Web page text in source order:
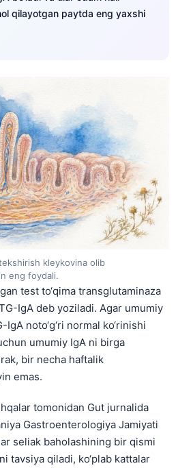
qilayotgan paytda eng yaxshi
kleykovina olib
eng foydali.
test to‘qima transglutaminaza
IgA deb yoziladi. Agar umumiy
IgA noto‘g‘ri normal ko‘rinishi
umumiy IgA ni birga
bir necha haftalik
emas.
tomonidan Gut jurnalida
Gastroenterologiya Jamiyati
seliak baholashining bir qismi
tavsiya qiladi, ko‘plab kattalar